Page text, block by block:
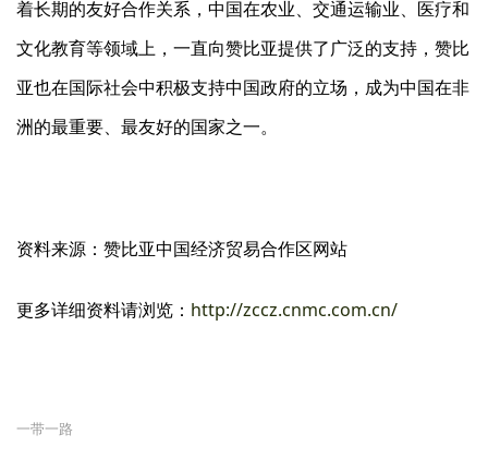
着长期的友好合作关系，中国在农业、交通运输业、医疗和
文化教育等领域上，一直向赞比亚提供了广泛的支持，赞比
亚也在国际社会中积极支持中国政府的立场，成为中国在非
洲的最重要、最友好的国家之一。
资料来源：赞比亚中国经济贸易合作区网站
更多详细资料请浏览： http://zccz.cnmc.com.cn/
一带一路